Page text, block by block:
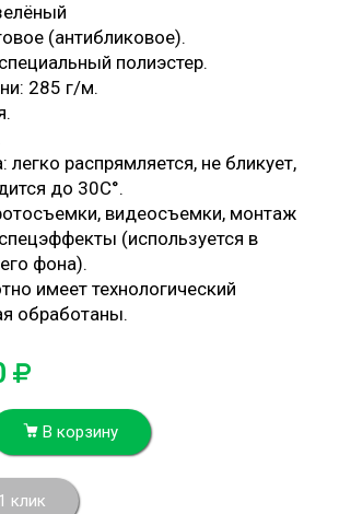
(антибликовое).
полиэстер.
285 г/м.
распрямляется, не бликует,
до 30С°.
видеосъемки, монтаж
(используется в
фона).
имеет технологический
обработаны.
В корзину
клик